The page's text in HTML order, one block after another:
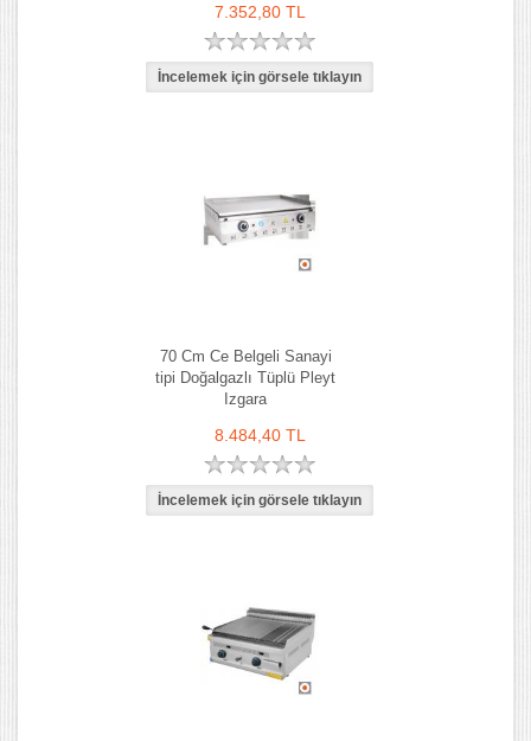
7.352,80 TL
70 Cm Ce Belgeli Sanayi
tipi Doğalgazlı Tüplü Pleyt
Izgara
8.484,40 TL